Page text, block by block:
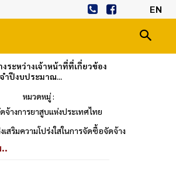
EN
ระหว่างเจ้าหน้าที่ที่เกี่ยวข้อง
ำปีงบประมาณ...
หมวดหมู่ :
างการยาสูบแห่งประเทศไทย
เสริมความโปร่งใสในการจัดซื้อจัดจ้าง
..